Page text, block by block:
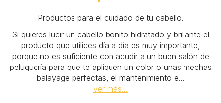
Productos para el cuidado de tu cabello.
Si quieres lucir un cabello bonito hidratado y brillante el
producto que utilices día a día es muy importante,
porque no es suficiente con acudir a un buen salón de
peluquería para que te apliquen un color o unas mechas
balayage perfectas, el mantenimiento e...
ver más...